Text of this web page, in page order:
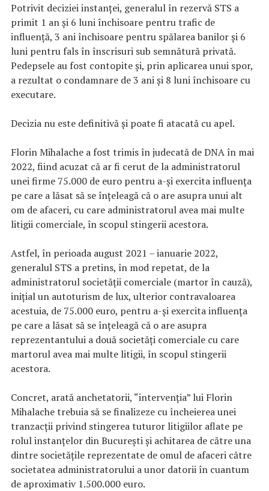
Potrivit deciziei instanţei, generalul în rezervă STS a
primit 1 an şi 6 luni închisoare pentru trafic de
influenţă, 3 ani închisoare pentru spălarea banilor şi 6
luni pentru fals în înscrisuri sub semnătură privată.
Pedepsele au fost contopite şi, prin aplicarea unui spor,
a rezultat o condamnare de 3 ani şi 8 luni închisoare cu
executare.
Decizia nu este definitivă şi poate fi atacată cu apel.
Florin Mihalache a fost trimis în judecată de DNA în mai
2022, fiind acuzat că ar fi cerut de la administratorul
unei firme 75.000 de euro pentru a-şi exercita influenţa
pe care a lăsat să se înţeleagă că o are asupra unui alt
om de afaceri, cu care administratorul avea mai multe
litigii comerciale, în scopul stingerii acestora.
Astfel, în perioada august 2021 – ianuarie 2022,
generalul STS a pretins, în mod repetat, de la
administratorul societăţii comerciale (martor în cauză),
iniţial un autoturism de lux, ulterior contravaloarea
acestuia, de 75.000 euro, pentru a-şi exercita influenţa
pe care a lăsat să se înţeleagă că o are asupra
reprezentantului a două societăţi comerciale cu care
martorul avea mai multe litigii, în scopul stingerii
acestora.
Concret, arată anchetatorii, “intervenţia” lui Florin
Mihalache trebuia să se finalizeze cu încheierea unei
tranzacţii privind stingerea tuturor litigiilor aflate pe
rolul instanţelor din Bucureşti şi achitarea de către una
dintre societăţile reprezentate de omul de afaceri către
societatea administratorului a unor datorii în cuantum
de aproximativ 1.500.000 euro.